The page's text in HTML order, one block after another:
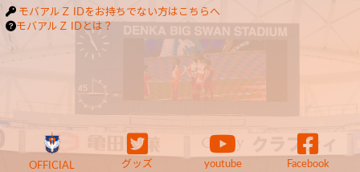
モバアルＺ IDをお持ちでない方はこちらへ
モバアルＺ IDとは？
OFFICIAL グッズ youtube Facebook